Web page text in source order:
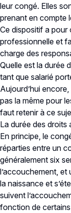
leur congé. Elles
prenant en compte
Ce dispositif a pour
professionnelle et
charge des
Quelle est la durée
tant que salarié
Aujourd’hui
pas la même pour
faut retenir à ce
La durée des
En principe, le
réparties entre un
généralement six
l’accouchement,
la naissance et
suivent
fonction de certains